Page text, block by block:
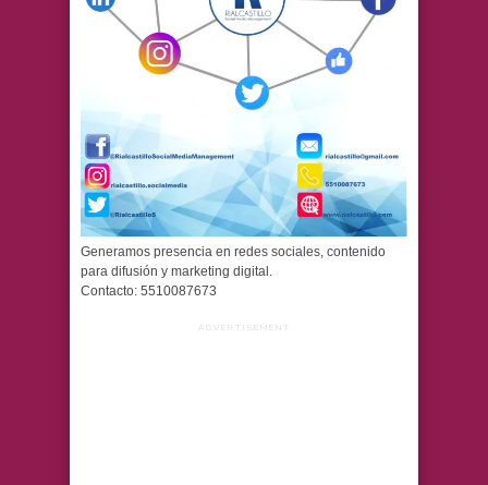
Generamos presencia en redes sociales, contenido
para difusión y marketing digital.
Contacto: 5510087673
ADVERTISEMENT